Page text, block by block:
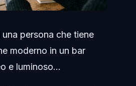
persona che tiene
moderno in un bar
e luminoso...